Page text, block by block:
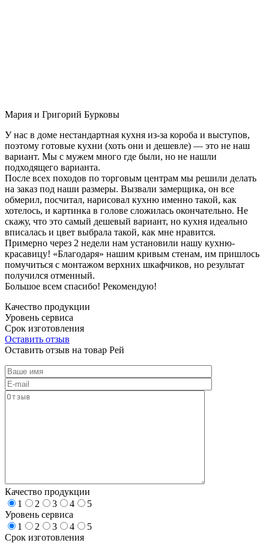
Мария и Григорий Бурковы
У нас в доме нестандартная кухня из-за короба и выступов,
поэтому готовые кухни (хоть они и дешевле) — это не наш
вариант. Мы с мужем много где были, но не нашли
подходящего варианта.
После всех походов по торговым центрам мы решили делать
на заказ под наши размеры. Вызвали замерщика, он все
обмерил, посчитал, нарисовал кухню именно такой, как
хотелось, и картинка в голове сложилась окончательно. Не
скажу, что это самый дешевый вариант, но кухня идеально
вписалась и цвет выбрала такой, как мне нравится.
Примерно через 2 недели нам установили нашу кухню-
красавицу! «Благодаря» нашим кривым стенам, им пришлось
помучиться с монтажом верхних шкафчиков, но результат
получился отменный.
Большое всем спасибо! Рекомендую!
Качество продукции
Уровень сервиса
Срок изготовления
Оставить отзыв
Оставить отзыв на товар Рей
Качество продукции
1
2 3 4
5
Уровень сервиса
1
2 3 4
5
Срок изготовления